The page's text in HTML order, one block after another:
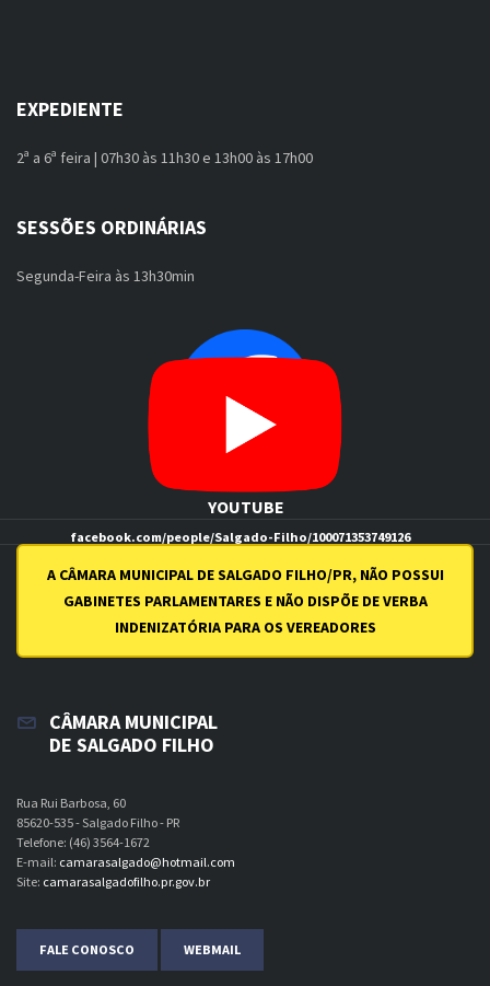
EXPEDIENTE
2ª a 6ª feira | 07h30 às 11h30 e 13h00 às 17h00
SESSÕES ORDINÁRIAS
Segunda-Feira às 13h30min
facebook.com/people/Salgado-Filho/100071353749126
YOUTUBE
A CÂMARA MUNICIPAL DE SALGADO FILHO/PR, NÃO POSSUI
GABINETES PARLAMENTARES E NÃO DISPÕE DE VERBA
INDENIZATÓRIA PARA OS VEREADORES
CÂMARA MUNICIPAL
DE SALGADO FILHO
Rua Rui Barbosa, 60
85620-535 - Salgado Filho - PR
Telefone: (46) 3564-1672
E-mail: camarasalgado@hotmail.com
Site: camarasalgadofilho.pr.gov.br
FALE CONOSCO WEBMAIL